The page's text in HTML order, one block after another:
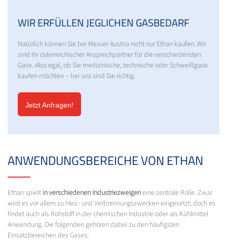
WIR ERFÜLLEN JEGLICHEN GASBEDARF
Natürlich können Sie bei Messer Austria nicht nur Ethan kaufen. Wir
sind Ihr österreichischer Ansprechpartner für die verschiedensten
Gase. Also egal, ob Sie medizinische, technische oder Schweißgase
kaufen möchten – bei uns sind Sie richtig.
Jetzt Anfragen!
ANWENDUNGSBEREICHE VON ETHAN
Ethan spielt in verschiedenen Industriezweigeneine zentrale Rolle. Zwar
wird es vor allem zu Heiz- und Verbrennungszwecken eingesetzt, doch es
findet auch als Rohstoff in der chemischen Industrie oder als Kühlmittel
Anwendung. Die folgenden gehören dabei zu den häufigsten
Einsatzbereichen des Gases: